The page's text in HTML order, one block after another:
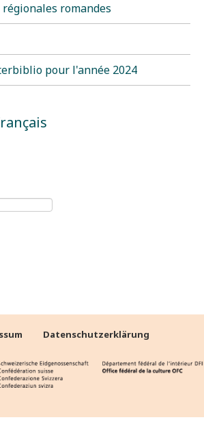
romandes
pour l'année 2024
Datenschutzerklärung